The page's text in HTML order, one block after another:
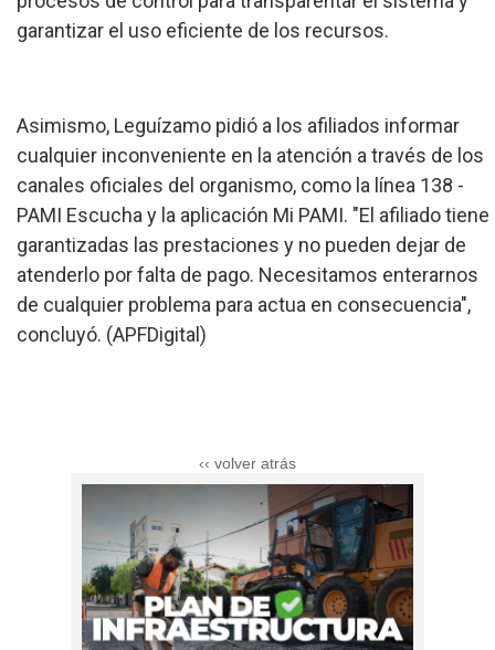
garantizar el uso eficiente de los recursos.
Asimismo, Leguízamo pidió a los afiliados informar
cualquier inconveniente en la atención a través de los
canales oficiales del organismo, como la línea 138 -
PAMI Escucha y la aplicación Mi PAMI. "El afiliado tiene
garantizadas las prestaciones y no pueden dejar de
atenderlo por falta de pago. Necesitamos enterarnos
de cualquier problema para actua en consecuencia",
concluyó. (APFDigital)
‹‹ volver atrás